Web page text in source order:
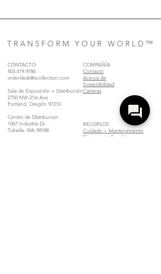
T R A N S F O R M Y O U R W O R L D ™
CONTACTO
503.419.9786
orderdesk@zcollection.com
Sala de Exposición + Distribución
2750 NW 31st Ave
Portland, Oregón 97210
Centro de Distribucion
1067 Industria Dr.
Tukwila, WA 98188
COMPAÑÍA
Contacto
Acerca de
Sostenibilidad
Carreras
RECURSOS
Cuidado + Mantenimiento
Términos + Condiciones